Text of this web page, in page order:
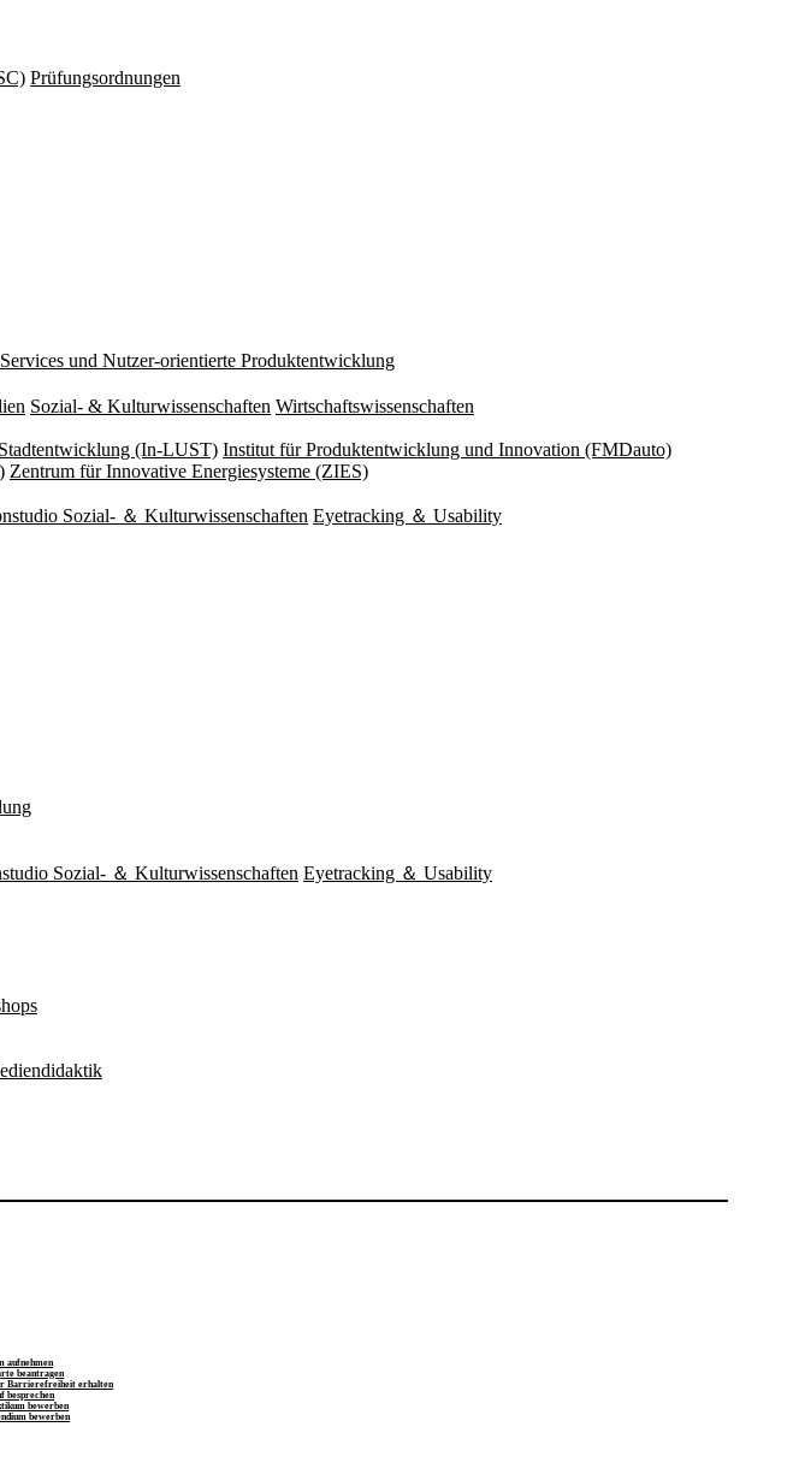
Prüfungsordnungen
und Nutzer-orientierte Produktentwicklung
Sozial- & Kulturwissenschaften Wirtschaftswissenschaften
(In-LUST) Institut für Produktentwicklung und Innovation (FMDauto)
Zentrum für Innovative Energiesysteme (ZIES)
Sozial- ＆ Kulturwissenschaften Eyetracking ＆ Usability
Sozial- ＆ Kulturwissenschaften Eyetracking ＆ Usability
aufnehmen
beantragen
Barrierefreiheit erhalten
besprechen
bewerben
bewerben